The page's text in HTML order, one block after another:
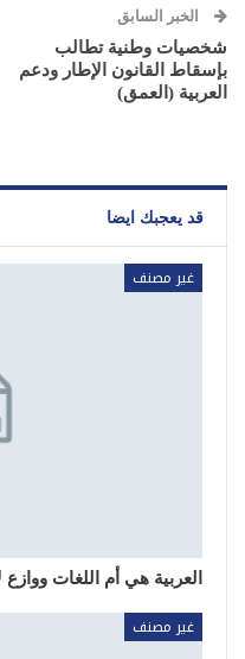
الخبر السابق
شخصيات وطنية تطالب
بإسقاط القانون الإطار ودعم
العربية (العمق)
قد يعجبك ايضا
غير مصنف
العربية هي أم اللغات
غير مصنف